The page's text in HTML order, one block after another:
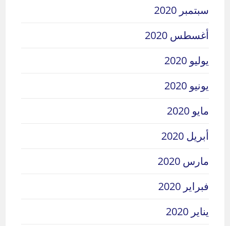
سبتمبر 2020
أغسطس 2020
يوليو 2020
يونيو 2020
مايو 2020
أبريل 2020
مارس 2020
فبراير 2020
يناير 2020